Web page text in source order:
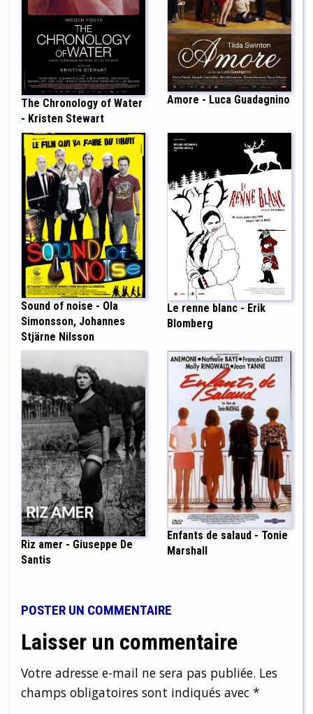
The Chronology of Water
- Kristen Stewart
Amore - Luca Guadagnino
Sound of noise - Ola
Simonsson, Johannes
Stjärne Nilsson
Le renne blanc - Erik
Blomberg
Riz amer - Giuseppe De
Santis
Enfants de salaud - Tonie
Marshall
POSTER UN COMMENTAIRE
Laisser un commentaire
Votre adresse e-mail ne sera pas publiée. Les
champs obligatoires sont indiqués avec *